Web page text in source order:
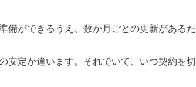
ができるうえ、数か月ごとの更新がある
安定が違います。それでいて、いつ契約を